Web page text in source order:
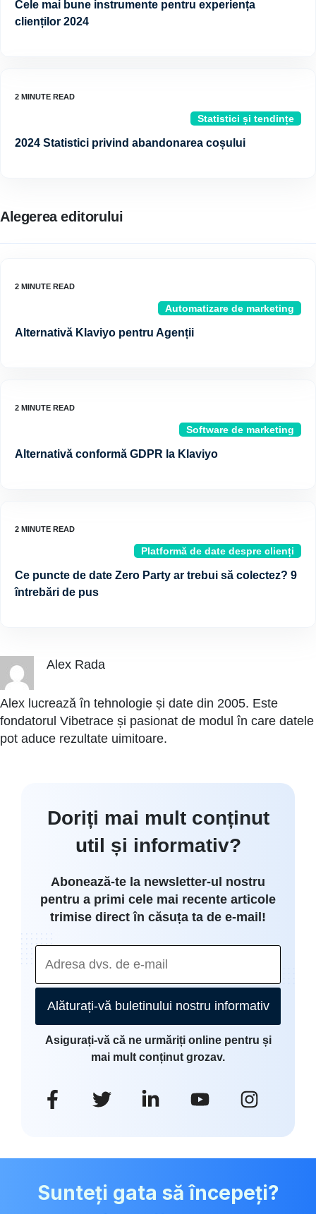
Cele mai bune instrumente pentru experiența
clienților 2024
Statistici și tendințe
2024 Statistici privind abandonarea coșului
Alegerea editorului
Automatizare de marketing
Alternativă Klaviyo pentru Agenții
Software de marketing
Alternativă conformă GDPR la Klaviyo
Platformă de date despre clienți
Ce puncte de date Zero Party ar trebui să colectez? 9
întrebări de pus
Alex Rada
Alex lucrează în tehnologie și date din 2005. Este
fondatorul Vibetrace și pasionat de modul în care datele
pot aduce rezultate uimitoare.
Doriți mai mult conținut
util și informativ?
Abonează-te la newsletter-ul nostru
pentru a primi cele mai recente articole
trimise direct în căsuța ta de e-mail!
Alăturați-vă buletinului nostru informativ
Asigurați-vă că ne urmăriți online pentru și
mai mult conținut grozav.
Sunteți gata să începeți?